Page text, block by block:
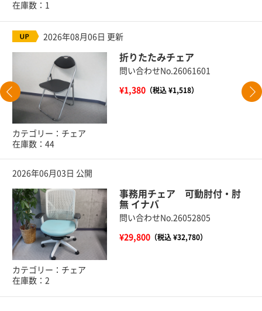
在庫数：1
2026年08月06日 更新
折りたたみチェア
問い合わせNo.26061601
¥1,380（税込 ¥1,518）
カテゴリー：チェア
在庫数：44
2026年06月03日 公開
事務用チェア 可動肘付・肘
無 イナバ
問い合わせNo.26052805
¥29,800（税込 ¥32,780）
カテゴリー：チェア
在庫数：2